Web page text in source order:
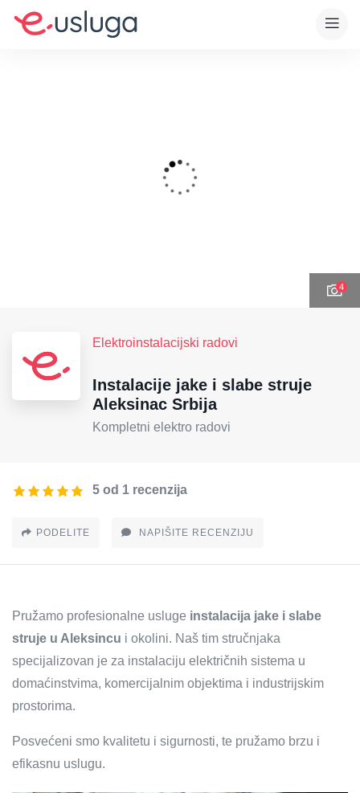
4
Elektroinstalacijski radovi
Instalacije jake i slabe struje
Aleksinac Srbija
Kompletni elektro radovi
5 od 1 recenzija
PODELITE NAPIŠITE RECENZIJU
Pružamo profesionalne usluge instalacija jake i slabe
struje u Aleksincu i okolini. Naš tim stručnjaka
specijalizovan je za instalaciju električnih sistema u
domaćinstvima, komercijalnim objektima i industrijskim
prostorima.
Posvećeni smo kvalitetu i sigurnosti, te pružamo brzu i
efikasnu uslugu.